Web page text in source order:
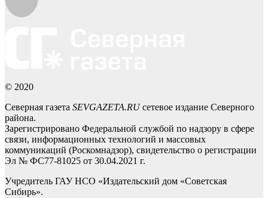
© 2020
Северная газета SEVGAZETA.RUсетевое издание Северного
района.
Зарегистрировано Федеральной службой по надзору в сфере
связи, информационных технологий и массовых
коммуникаций (Роскомнадзор), свидетельство о регистрации
Эл № ФС77-81025 от 30.04.2021 г.
Учредитель ГАУ НСО «Издательский дом «Советская
Сибирь».